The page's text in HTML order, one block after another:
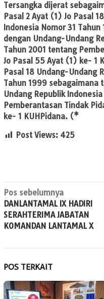
Tersangka dijerat
Pasal 2 Ayat (1) Jo Pasal
Indonesia Nomor 31
dengan Undang-Undang
Tahun 2001 tentang
Jo Pasal 55 Ayat (1) ke- 1
Pasal 18 Undang-Undang
Tahun 1999 sebagaimana
Undang Republik
Pemberantasan Tindak
ke- 1 KUHPidana. (*
Post Views: 425
Navigasi
pos
Pos sebelumnya
DANLANTAMAL IX HADIRI
SERAHTERIMA JABATAN
KOMANDAN LANTAMAL X
POS TERKAIT